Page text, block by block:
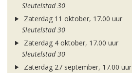
Sleutelstad 30
Zaterdag 11 oktober, 17.00 uur
Sleutelstad 30
Zaterdag 4 oktober, 17.00 uur
Sleutelstad 30
Zaterdag 27 september, 17.00 uur